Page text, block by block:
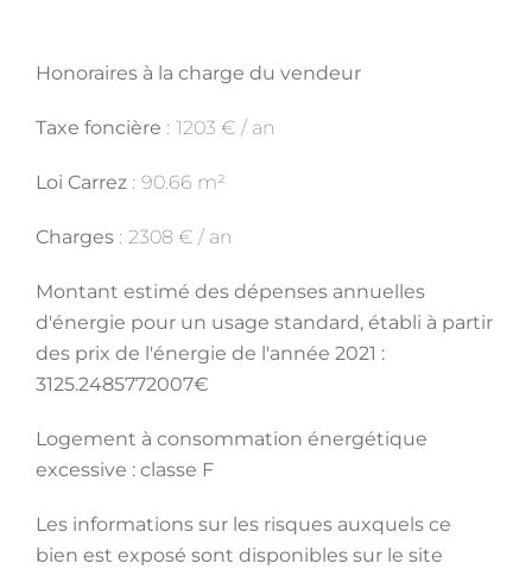
Honoraires à la charge du vendeur
Taxe foncière 1203 € / an
Loi Carrez 90.66 m²
Charges 2308 € / an
Montant estimé des dépenses annuelles
d'énergie pour un usage standard, établi à partir
des prix de l'énergie de l'année 2021 :
3125.2485772007€
Logement à consommation énergétique
excessive : classe F
Les informations sur les risques auxquels ce
bien est exposé sont disponibles sur le site